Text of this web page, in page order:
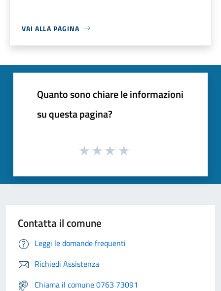
VAI ALLA PAGINA
Quanto sono chiare le informazioni
su questa pagina?
Contatta il comune
Leggi le domande frequenti
Richiedi Assistenza
Chiama il comune 0763 73091